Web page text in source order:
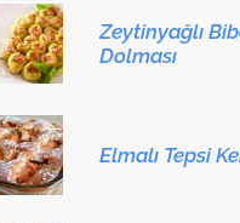
Zeytinyağlı
Dolması
Elmalı Tepsi